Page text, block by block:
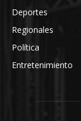
Deportes
Regionales
Política
Entretenimiento